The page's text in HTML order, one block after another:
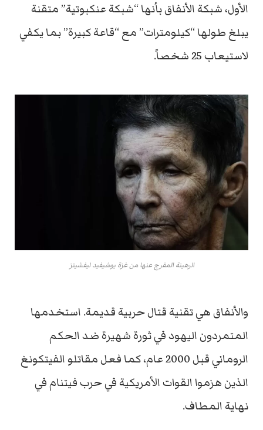
الأول، شبكة الأنفاق بأنها “شبكة عنكبوتية” متقنة
يبلغ طولها “كيلومترات” مع “قاعة كبيرة” بما يكفي
لاستيعاب 25 شخصاً.
الرهينة المفرج عنها من غزة يوشيفيد ليفشيتز
والأنفاق هي تقنية قتال حربية قديمة. استخدمها
المتمردون اليهود في ثورة شهيرة ضد الحكم
الروماني قبل 2000 عام، كما فعل مقاتلو الفيتكونغ
الذين هزموا القوات الأمريكية في حرب فيتنام في
نهاية المطاف.